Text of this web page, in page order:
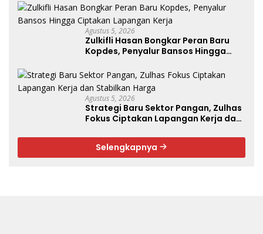
Agustus 5, 2026
Zulkifli Hasan Bongkar Peran Baru
Kopdes, Penyalur Bansos Hingga
Agustus 5, 2026
Strategi Baru Sektor Pangan, Zulhas
Fokus Ciptakan Lapangan Kerja dan
Selengkapnya